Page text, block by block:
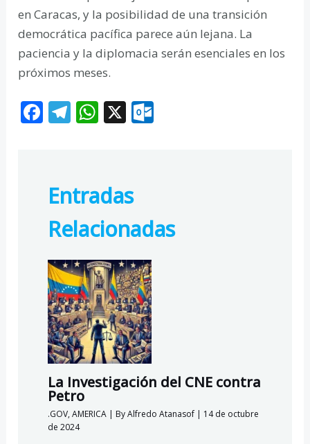
en Caracas, y la posibilidad de una transición
democrática pacífica parece aún lejana. La
paciencia y la diplomacia serán esenciales en los
próximos meses.
F
o
o
k
T
a
m
W
s
A
p
p
X
c
o
Entradas
Relacionadas
La Investigación del CNE contra
Petro
.GOV,AMERICA| ByAlfredo Atanasof | 14 de octubre
de 2024